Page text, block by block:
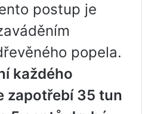
postup je
popela.
každého
zapotřebí 35 tun